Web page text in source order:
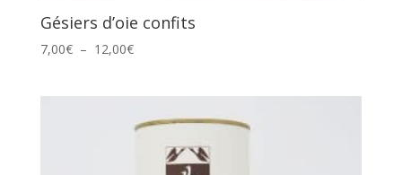
Gésiers d’oie confits
7,00€ – 12,00€Plage
à
12,00€